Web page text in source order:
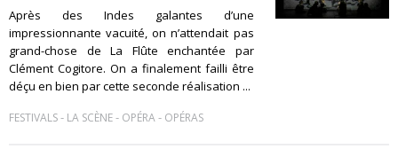
Après des Indes galantes d’une
impressionnante vacuité, on n’attendait pas
grand-chose de La Flûte enchantée par
Clément Cogitore. On a finalement failli être
déçu en bien par cette seconde réalisation ...
FESTIVALS- LA SCÈNE- OPÉRA- OPÉRAS